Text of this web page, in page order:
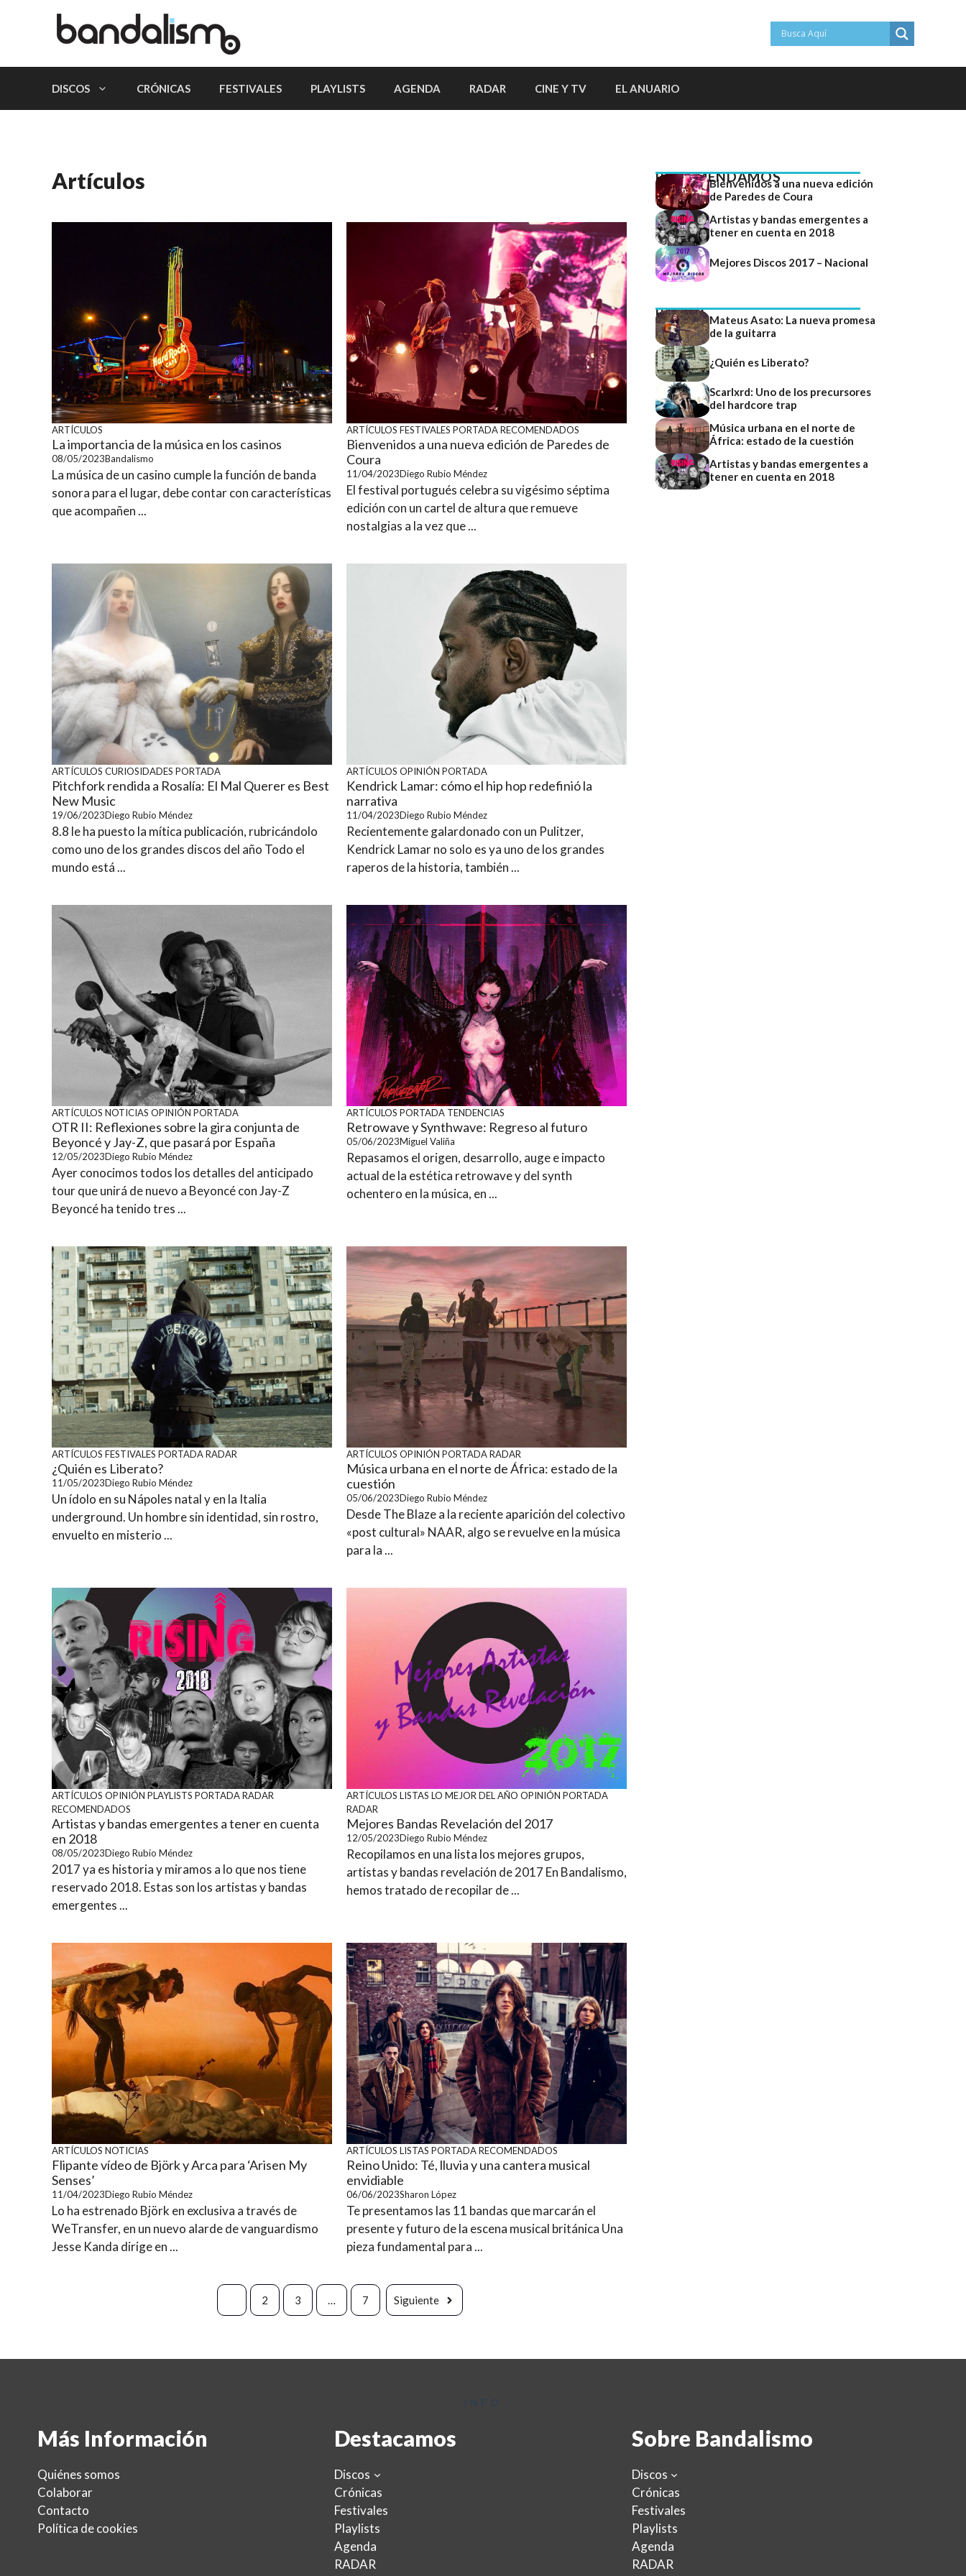
DISCOS CRÓNICAS FESTIVALES PLAYLISTS AGENDA RADAR CINE Y TV EL ANUARIO
Artículos
ARTÍCULOS
La importancia de la música en los casinos
08/05/2023Bandalismo
La música de un casino cumple la función de banda
sonora para el lugar, debe contar con características
que acompañen ...
ARTÍCULOS FESTIVALES PORTADARECOMENDADOS
Bienvenidos a una nueva edición de Paredes de
Coura
11/04/2023Diego Rubio Méndez
El festival portugués celebra su vigésimo séptima
edición con un cartel de altura que remueve
nostalgias a la vez que ...
ARTÍCULOS CURIOSIDADES PORTADA
Pitchfork rendida a Rosalía: El Mal Querer es Best
New Music
19/06/2023Diego Rubio Méndez
8.8 le ha puesto la mítica publicación, rubricándolo
como uno de los grandes discos del año Todo el
mundo está ...
ARTÍCULOS OPINIÓN PORTADA
Kendrick Lamar: cómo el hip hop redefinió la
narrativa
11/04/2023Diego Rubio Méndez
Recientemente galardonado con un Pulitzer,
Kendrick Lamar no solo es ya uno de los grandes
raperos de la historia, también ...
ARTÍCULOS NOTICIAS OPINIÓN PORTADA
OTR II: Reflexiones sobre la gira conjunta de
Beyoncé y Jay-Z, que pasará por España
12/05/2023Diego Rubio Méndez
Ayer conocimos todos los detalles del anticipado
tour que unirá de nuevo a Beyoncé con Jay-Z
Beyoncé ha tenido tres ...
ARTÍCULOS PORTADA TENDENCIAS
Retrowave y Synthwave: Regreso al futuro
05/06/2023Miguel Valiña
Repasamos el origen, desarrollo, auge e impacto
actual de la estética retrowave y del synth
ochentero en la música, en ...
ARTÍCULOS FESTIVALES PORTADARADAR
¿Quién es Liberato?
11/05/2023Diego Rubio Méndez
Un ídolo en su Nápoles natal y en la Italia
underground. Un hombre sin identidad, sin rostro,
envuelto en misterio ...
ARTÍCULOS OPINIÓN PORTADARADAR
Música urbana en el norte de África: estado de la
cuestión
05/06/2023Diego Rubio Méndez
Desde The Blaze a la reciente aparición del colectivo
«post cultural» NAAR, algo se revuelve en la música
para la ...
ARTÍCULOS OPINIÓN PLAYLISTS PORTADARADAR
RECOMENDADOS
Artistas y bandas emergentes a tener en cuenta
en 2018
08/05/2023Diego Rubio Méndez
2017 ya es historia y miramos a lo que nos tiene
reservado 2018. Estas son los artistas y bandas
emergentes ...
ARTÍCULOS LISTAS LO MEJOR DEL AÑO OPINIÓN PORTADA
RADAR
Mejores Bandas Revelación del 2017
12/05/2023Diego Rubio Méndez
Recopilamos en una lista los mejores grupos,
artistas y bandas revelación de 2017 En Bandalismo,
hemos tratado de recopilar de ...
ARTÍCULOS NOTICIAS
Flipante vídeo de Björk y Arca para ‘Arisen My
Senses’
11/04/2023Diego Rubio Méndez
Lo ha estrenado Björk en exclusiva a través de
WeTransfer, en un nuevo alarde de vanguardismo
Jesse Kanda dirige en ...
ARTÍCULOS LISTAS PORTADARECOMENDADOS
Reino Unido: Té, lluvia y una cantera musical
envidiable
06/06/2023Sharon López
Te presentamos las 11 bandas que marcarán el
presente y futuro de la escena musical británica Una
pieza fundamental para ...
2 3 … 7 Siguiente
RECOMENDAMOS
Bienvenidos a una nueva edición
de Paredes de Coura
Artistas y bandas emergentes a
tener en cuenta en 2018
Mejores Discos 2017 – Nacional
RADAR Mateus Asato: La nueva promesa
de la guitarra
¿Quién es Liberato?
Scarlxrd: Uno de los precursores
del hardcore trap
Música urbana en el norte de
África: estado de la cuestión
Artistas y bandas emergentes a
tener en cuenta en 2018
Más Información
Quiénes somos
Colaborar
Contacto
Política de cookies
Destacamos
Discos
Crónicas
Festivales
Playlists
Agenda
RADAR
Sobre Bandalismo
Discos
Crónicas
Festivales
Playlists
Agenda
RADAR